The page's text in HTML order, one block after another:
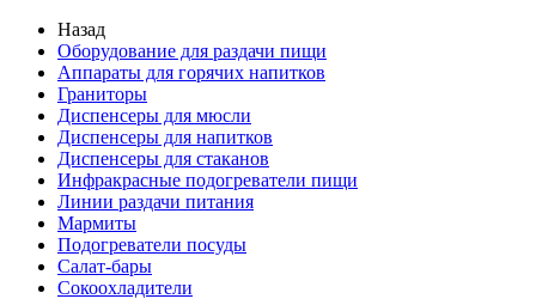
Назад
Оборудование для раздачи пищи
Аппараты для горячих напитков
Граниторы
Диспенсеры для мюсли
Диспенсеры для напитков
Диспенсеры для стаканов
Инфракрасные подогреватели пищи
Линии раздачи питания
Мармиты
Подогреватели посуды
Салат-бары
Сокоохладители